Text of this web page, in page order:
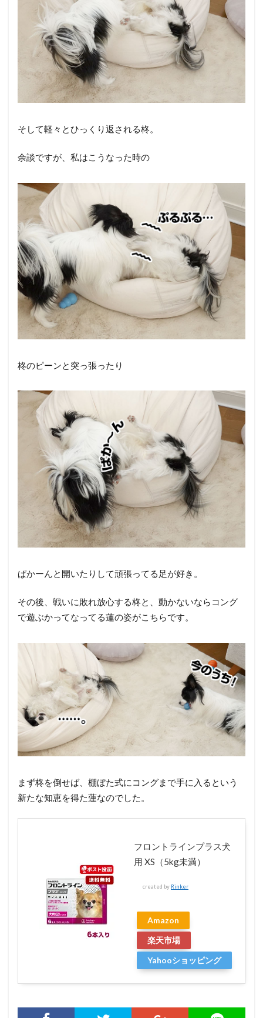
そして軽々とひっくり返される柊。
余談ですが、私はこうなった時の
柊のピーンと突っ張ったり
ぱかーんと開いたりして頑張ってる足が好き。
その後、戦いに敗れ放心する柊と、動かないならコング
で遊ぶかってなってる蓮の姿がこちらです。
まず柊を倒せば、棚ぼた式にコングまで手に入るという
新たな知恵を得た蓮なのでした。
フロントラインプラス犬
用 XS（5kg未満）
created by Rinker
Amazon
楽天市場
Yahooショッピング